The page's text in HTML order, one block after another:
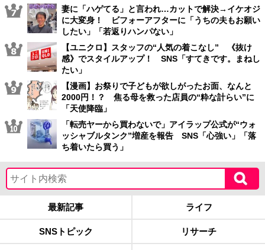
妻に「ハゲてる」と言われ…カットで解決→イケオジ
に大変身！ ビフォーアフターに「うちの夫もお願い
したい」「若返りハンパない」
【ユニクロ】スタッフの“人気の着こなし” 《抜け
感》でスタイルアップ！ SNS「すてきです。まねし
たい」
【漫画】お祭りで子どもが欲しがったお面、なんと
2000円！？ 焦る母を救った店員の“粋な計らい”に
「天使降臨」
「転売ヤーから買わないで」アイラップ公式が“ウォ
ッシャブルタンク”増産を報告 SNS「心強い」「落
ち着いたら買う」
最新記事 ライフ
SNSトピック リサーチ